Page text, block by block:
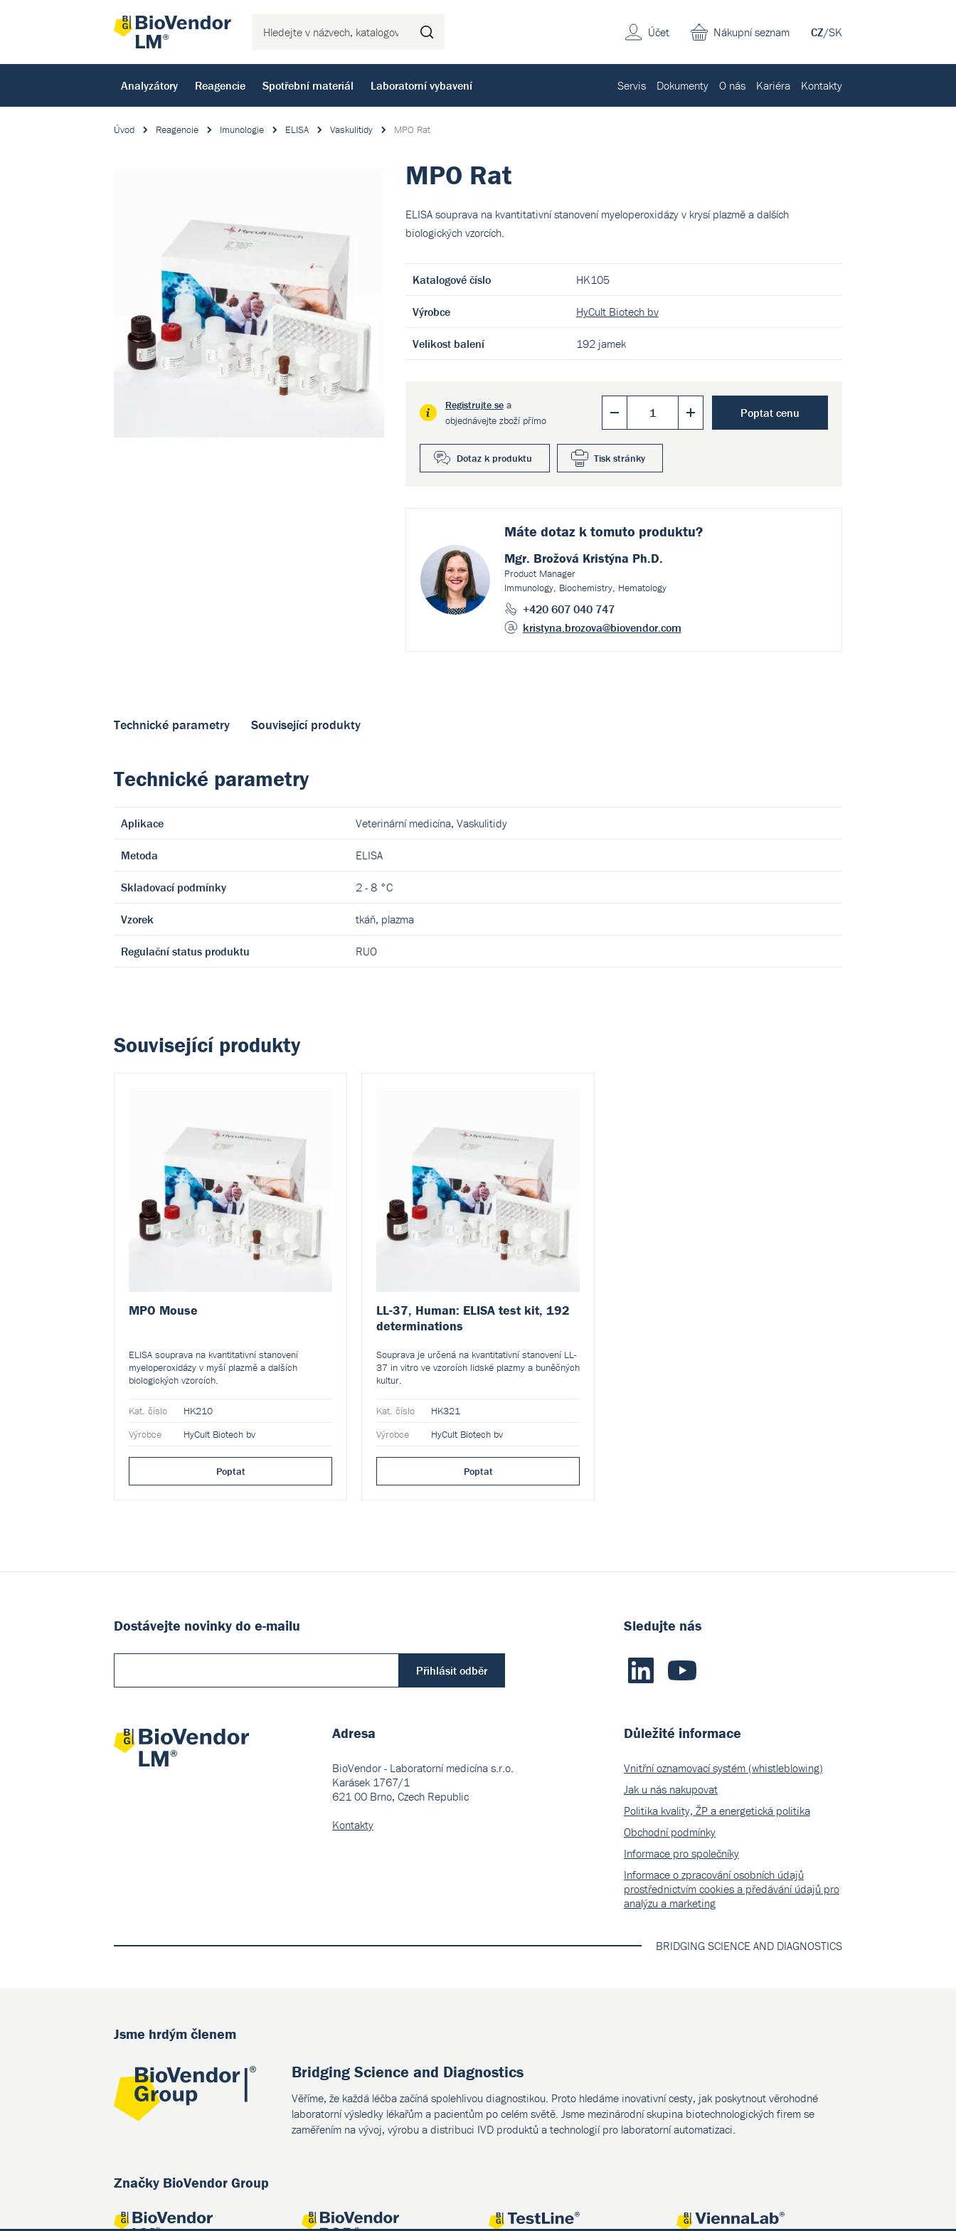
CZ/SK
Nákupní seznam
Účet
Analyzátory Reagencie Spotřební materiál Laboratorní vybavení Servis Dokumenty O nás Kariéra Kontakty
Úvod Reagencie Imunologie ELISA Vaskulitidy MPO Rat
MPO Rat
ELISA souprava na kvantitativní stanovení myeloperoxidázy v krysí plazmě a dalších
biologických vzorcích.
Katalogové číslo HK105
Výrobce HyCult Biotech bv
Velikost balení 192 jamek
Poptat cenu
Registrujte sea
objednávejte zboží přímo
Dotaz k produktu Tisk stránky
Máte dotaz k tomuto produktu?
Mgr. Brožová Kristýna Ph.D.
Product Manager
Immunology, Biochemistry, Hematology
+420 607 040 747
kristyna.brozova@biovendor.com
Technické parametry Související produkty
Technické parametry
Aplikace Veterinární medicína, Vaskulitidy
Metoda ELISA
Skladovací podmínky 2 - 8 °C
Vzorek tkáň, plazma
Regulační status produktu RUO
Související produkty
MPO Mouse
ELISA souprava na kvantitativní stanovení
myeloperoxidázy v myší plazmě a dalších
biologických vzorcích.
Kat. číslo
HK210
Výrobce
HyCult Biotech bv
Poptat
LL-37, Human: ELISA test kit, 192
determinations
Souprava je určená na kvantitativní stanovení LL-
37 in vitro ve vzorcích lidské plazmy a buněčných
kultur.
Kat. číslo
HK321
Výrobce
HyCult Biotech bv
Poptat
Dostávejte novinky do e-mailu
Přihlásit odběr
Adresa
BioVendor - Laboratorní medicína s.r.o.
Karásek 1767/1
621 00 Brno, Czech Republic
Kontakty
Sledujte nás
Důležité informace
Vnitřní oznamovací systém (whistleblowing)
Jak u nás nakupovat
Politika kvality, ŽP a energetická politika
Obchodní podmínky
Informace pro společníky
Informace o zpracování osobních údajů
prostřednictvím cookies a předávání údajů pro
analýzu a marketing
BRIDGING SCIENCE AND DIAGNOSTICS
Jsme hrdým členem
Bridging Science and Diagnostics
Věříme, že každá léčba začíná spolehlivou diagnostikou. Proto hledáme inovativní cesty, jak poskytnout věrohodné
laboratorní výsledky lékařům a pacientům po celém světě. Jsme mezinárodní skupina biotechnologických firem se
zaměřením na vývoj, výrobu a distribuci IVD produktů a technologií pro laboratorní automatizaci.
Značky BioVendor Group